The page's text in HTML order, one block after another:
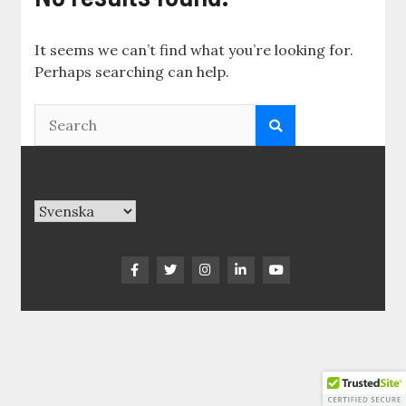
It seems we can’t find what you’re looking for.
Perhaps searching can help.
Välj
ett